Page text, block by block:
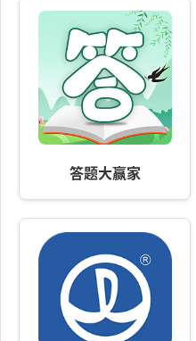
答题大赢家